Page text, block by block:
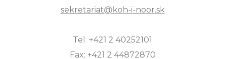
sekretariat@koh-i-noor.sk
Tel: +421 2 40252101
Fax: +421 2 44872870